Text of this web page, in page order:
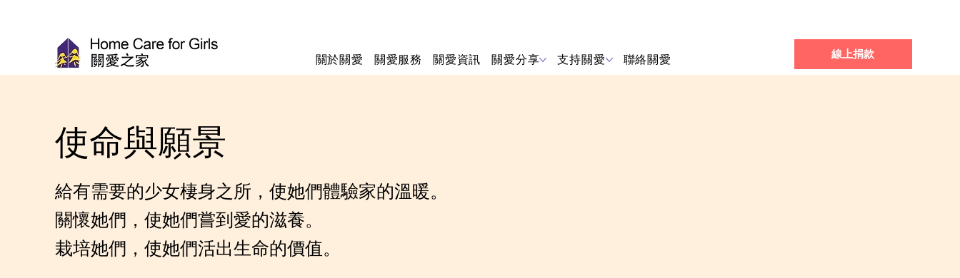
線上捐款
關於關愛 關愛服務 關愛資訊 關愛分享 支持關愛 聯絡關愛
使命與願景
給有需要的少女棲身之所，使她們體驗家的溫暖。
關懷她們，使她們嘗到愛的滋養。
栽培她們，使她們活出生命的價值。